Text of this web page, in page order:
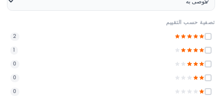
تصفية حسب التقييم
2
1
0
0
0